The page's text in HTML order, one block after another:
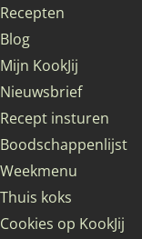
Recepten
Blog
Mijn KookJij
Nieuwsbrief
Recept insturen
Boodschappenlijst
Weekmenu
Thuis koks
Cookies op KookJij